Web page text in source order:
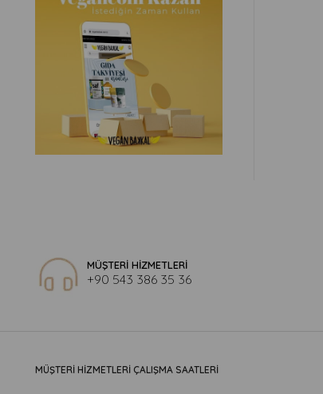
MÜŞTERİ HİZMETLERİ
+90 543 386 35 36
MÜŞTERİ HİZMETLERİ ÇALIŞMA SAATLERİ